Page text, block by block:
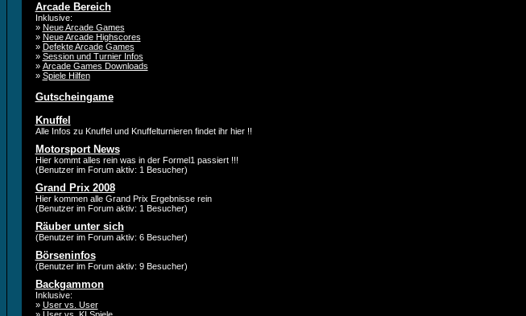
Arcade Bereich
Inklusive:
» Neue Arcade Games
» Neue Arcade Highscores
» Defekte Arcade Games
» Session und Turnier Infos
» Arcade Games Downloads
» Spiele Hilfen
Gutscheingame
Knuffel
Alle Infos zu Knuffel und Knuffelturnieren findet ihr hier !!
Motorsport News
Hier kommt alles rein was in der Formel1 passiert !!!
(Benutzer im Forum aktiv: 1 Besucher)
Grand Prix 2008
Hier kommen alle Grand Prix Ergebnisse rein
(Benutzer im Forum aktiv: 1 Besucher)
Räuber unter sich
(Benutzer im Forum aktiv: 6 Besucher)
Börseninfos
(Benutzer im Forum aktiv: 9 Besucher)
Backgammon
Inklusive:
» User vs. User